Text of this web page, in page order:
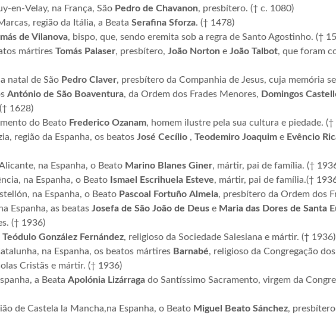
en-Velay, na França, São Pedro de Chavanon, presbítero. († c. 1080)
região da Itália, a Beata Serafina Sforza. († 1478)
de Vilanova, bispo, que, sendo eremita sob a regra de Santo Agostinho. (†
mártires Tomás Palaser, presbítero, João Norton e João Talbot, que foram
natal de São Pedro Claver, presbítero da Companhia de Jesus, cuja memória
António de São Boaventura, da Ordem dos Frades Menores, Domingos
1628)
do Beato Frederico Ozanam, homem ilustre pela sua cultura e piedade. (†
região da Espanha, os beatos José Cecílio , Teodemiro Joaquim e Evêncio
na Espanha, o Beato Marino Blanes Giner, mártir, pai de família. (†
na Espanha, o Beato Ismael Escrihuela Esteve, mártir, pai de família.(†
na Espanha, o Beato Pascoal Fortuño Almela, presbítero da Ordem dos
Espanha, as beatas Josefa de São João de Deus e Maria das Dores de Santa
(† 1936)
Teódulo González Fernández, religioso da Sociedade Salesiana e mártir. († 1936)
na Espanha, os beatos mártires Barnabé, religioso da Congregação
Cristãs e mártir. († 1936)
a Beata Apolónia Lizárraga do Santíssimo Sacramento, virgem da
de Castela la Mancha,na Espanha, o Beato Miguel Beato Sánchez,